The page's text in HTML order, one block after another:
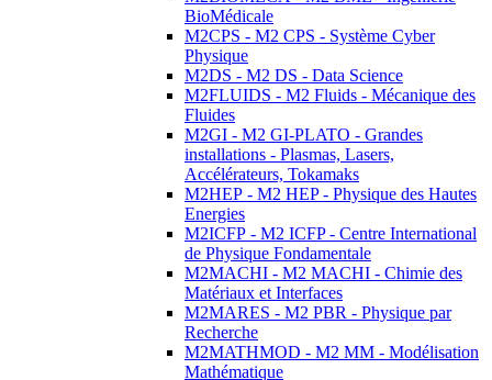
BioMédicale
M2CPS - M2 CPS - Système Cyber
Physique
M2DS - M2 DS - Data Science
M2FLUIDS - M2 Fluids - Mécanique des
Fluides
M2GI - M2 GI-PLATO - Grandes
installations - Plasmas, Lasers,
Accélérateurs, Tokamaks
M2HEP - M2 HEP - Physique des Hautes
Energies
M2ICFP - M2 ICFP - Centre International
de Physique Fondamentale
M2MACHI - M2 MACHI - Chimie des
Matériaux et Interfaces
M2MARES - M2 PBR - Physique par
Recherche
M2MATHMOD - M2 MM - Modélisation
Mathématique